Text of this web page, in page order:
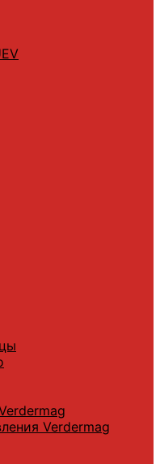
Verdermag